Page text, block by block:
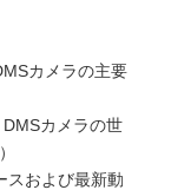
カメラの主要
カメラの世
スおよび最新動